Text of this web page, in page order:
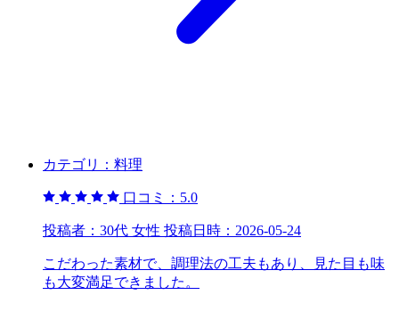
カテゴリ： 料理
口コミ： 5.0
投稿者： 30代 女性 投稿日時： 2026-05-24
こだわった素材で、調理法の工夫もあり、見た目も味
も大変満足できました。